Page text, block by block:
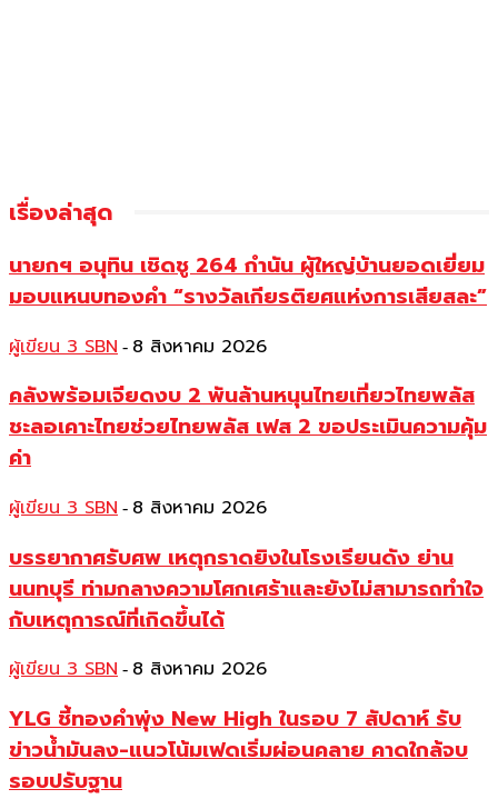
เรื่องล่าสุด
นายกฯ อนุทิน เชิดชู 264 กำนัน ผู้ใหญ่บ้านยอดเยี่ยม
มอบแหนบทองคำ “รางวัลเกียรติยศแห่งการเสียสละ”
ผู้เขียน 3 SBN - 8 สิงหาคม 2026
คลังพร้อมเจียดงบ 2 พันล้านหนุนไทยเที่ยวไทยพลัส
ชะลอเคาะไทยช่วยไทยพลัส เฟส 2 ขอประเมินความคุ้ม
ค่า
ผู้เขียน 3 SBN - 8 สิงหาคม 2026
บรรยากาศรับศพ เหตุกราดยิงในโรงเรียนดัง ย่าน
นนทบุรี ท่ามกลางความโศกเศร้าและยังไม่สามารถทำใจ
กับเหตุการณ์ที่เกิดขึ้นได้
ผู้เขียน 3 SBN - 8 สิงหาคม 2026
YLG ชี้ทองคำพุ่ง New High ในรอบ 7 สัปดาห์ รับ
ข่าวน้ำมันลง-แนวโน้มเฟดเริ่มผ่อนคลาย คาดใกล้จบ
รอบปรับฐาน